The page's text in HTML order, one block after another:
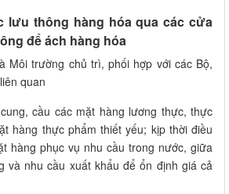
lưu thông hàng hóa qua các cửa
để ách hàng hóa
Môi trường chủ trì, phối hợp với các Bộ,
quan
cầu các mặt hàng lương thực, thực
hàng thực phẩm thiết yếu; kịp thời điều
hàng phục vụ nhu cầu trong nước, giữa
và nhu cầu xuất khẩu để ổn định giá cả